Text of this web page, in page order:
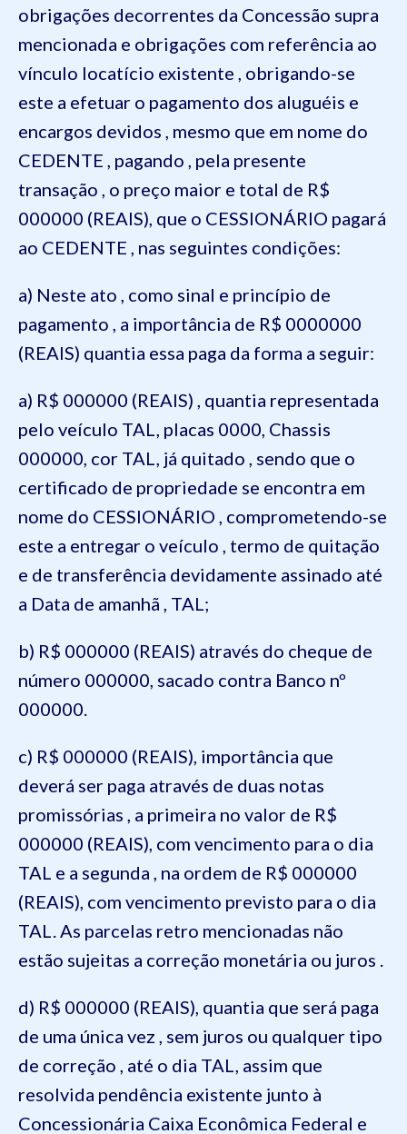
obrigações decorrentes da Concessão supra
mencionada e obrigações com referência ao
vínculo locatício existente , obrigando-se
este a efetuar o pagamento dos aluguéis e
encargos devidos , mesmo que em nome do
CEDENTE , pagando , pela presente
transação , o preço maior e total de R$
000000 (REAIS), que o CESSIONÁRIO pagará
ao CEDENTE , nas seguintes condições:
a) Neste ato , como sinal e princípio de
pagamento , a importância de R$ 0000000
(REAIS) quantia essa paga da forma a seguir:
a) R$ 000000 (REAIS) , quantia representada
pelo veículo TAL, placas 0000, Chassis
000000, cor TAL, já quitado , sendo que o
certificado de propriedade se encontra em
nome do CESSIONÁRIO , comprometendo-se
este a entregar o veículo , termo de quitação
e de transferência devidamente assinado até
a Data de amanhã , TAL;
b) R$ 000000 (REAIS) através do cheque de
número 000000, sacado contra Banco nº
000000.
c) R$ 000000 (REAIS), importância que
deverá ser paga através de duas notas
promissórias , a primeira no valor de R$
000000 (REAIS), com vencimento para o dia
TAL e a segunda , na ordem de R$ 000000
(REAIS), com vencimento previsto para o dia
TAL. As parcelas retro mencionadas não
estão sujeitas a correção monetária ou juros .
d) R$ 000000 (REAIS), quantia que será paga
de uma única vez , sem juros ou qualquer tipo
de correção , até o dia TAL, assim que
resolvida pendência existente junto à
Concessionária Caixa Econômica Federal e